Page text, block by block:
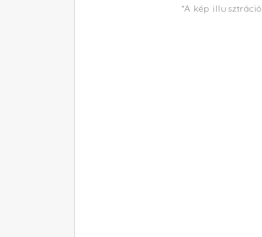
*A kép illusztráció